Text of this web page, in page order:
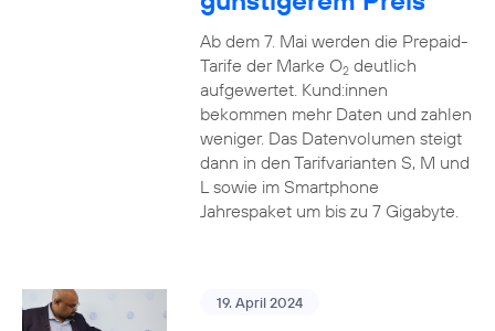
Ab dem 7. Mai werden die Prepaid-
Tarife der Marke O2deutlich
aufgewertet. Kund:innen
bekommen mehr Daten und zahlen
weniger. Das Datenvolumen steigt
dann in den Tarifvarianten S, M und
L sowie im Smartphone
Jahrespaket um bis zu 7 Gigabyte.
19. April 2024